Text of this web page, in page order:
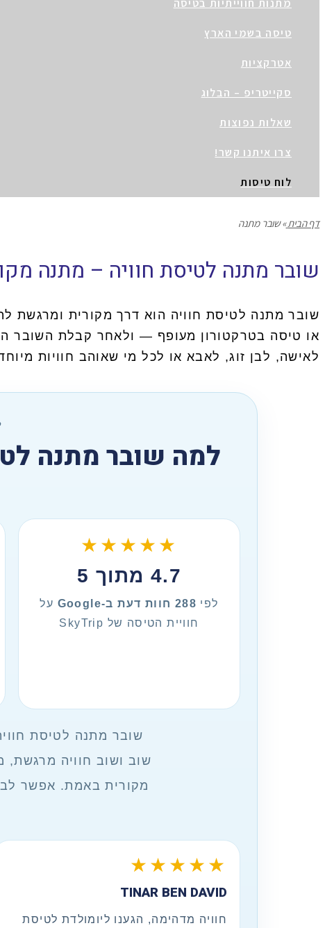
מתנות חווייתיות בטיסה
טיסה בשמי הארץ
אטרקציות
סקייטריפ – הבלוג
שאלות נפוצות
צרו איתנו קשר!
לוח טיסות
דף הבית» שובר מתנה
שובר מתנה לטיסת חוויה – מתנה
שובר מתנה לטיסת חוויה הוא דרך מקורית ומרגשת
או טיסה בטרקטורון מעופף — ולאחר קבלת השובר
לאישה, לבן זוג, לאבא או לכל מי שאוהב חוויות
★★★★★
4.7 מתוך 5
לפי 288 חוות דעת ב-Google
על
חוויית הטיסה של SkyTrip
שוב ושוב חוויה
מקורית באמת. אפשר
★★★★★
TINAR BEN DAVID
חוויה מדהימה, הגענו ליומולדת לטיסת